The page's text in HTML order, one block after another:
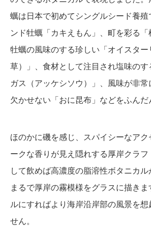
蠣は日本で初めてシングルシード養殖
ンド牡蠣「カキえもん」、町を彩る「
牡蠣の風味のする珍しい「オイスタ
草）」、食材として注目され塩味のす
ガス（アッケシソウ）」、風味が非
欠かせない「おに昆布」などをふんだ
ほのかに磯を感じ、スパイシーなア
ークな香りが見え隠れする厚岸クラ
して飲めば高濃度の脂溶性ボタニカル
まるで厚岸の霧模様をグラスに描き
ルにすればより海岸沿岸部の風景を想
せん。